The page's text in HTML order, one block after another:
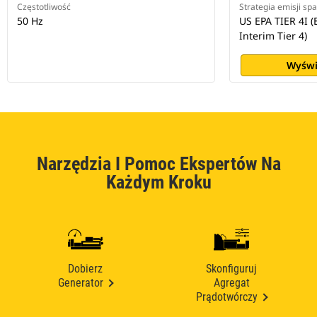
Częstotliwość
50 Hz
Strategia emisji
US EPA TIER 4I
Interim Tier 4)
Narzędzia I Pomoc Ekspertów Na
Każdym Kroku
Dobierz
Generator
Skonfiguruj
Agregat
Prądotwórczy